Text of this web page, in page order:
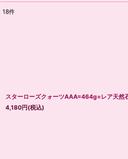
18件
スターローズクォーツAAA=464g=レア天然
4,180円(税込)